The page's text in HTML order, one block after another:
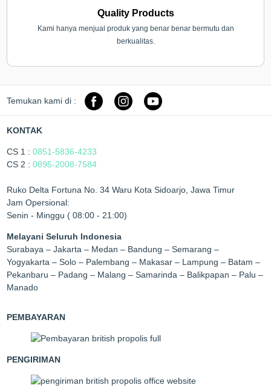
Quality Products
Kami hanya menjual produk yang benar benar bermutu dan
berkualitas.
Temukan kami di :
KONTAK
CS 1 :0851-5836-4233
CS 2 :0895-2008-7584
Ruko Delta Fortuna No. 34 Waru Kota Sidoarjo, Jawa Timur
Jam Opersional:
Senin - Minggu ( 08:00 - 21:00)
Melayani Seluruh Indonesia
Surabaya – Jakarta – Medan – Bandung – Semarang –
Yogyakarta – Solo – Palembang – Makasar – Lampung – Batam –
Pekanbaru – Padang – Malang – Samarinda – Balikpapan – Palu –
Manado
PEMBAYARAN
PENGIRIMAN